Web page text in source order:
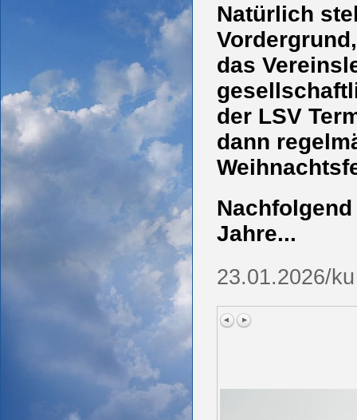
Natürlich
das
der LSV
dann
Jahre...
23.01.2026/ku